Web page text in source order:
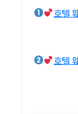
호텔
호텔